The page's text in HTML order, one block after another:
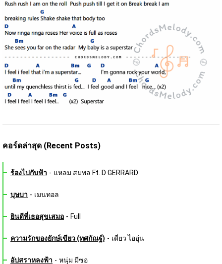
คอร์ดล่าสุด (Recent Posts)
ร้องไปกับฟ้า - แหลม สมพล Ft. D GERRARD
บุษบา - เมนทอล
ยินดีที่เธอสุขเสมอ - Full
ความรักของยักษ์เขียว (ทศกัณฐ์) - เดี่ยว ไออุ่น
อัปสราหลงฟ้า - หนุ่ม มีซอ